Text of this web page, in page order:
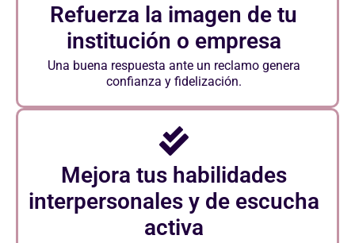
Refuerza la imagen de tu
institución o empresa
Una buena respuesta ante un reclamo genera
confianza y fidelización.
Mejora tus habilidades
interpersonales y de escucha
activa